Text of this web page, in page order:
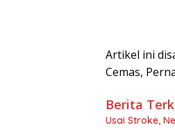
Artikel ini
Cemas,
Berita
Usai Stroke,